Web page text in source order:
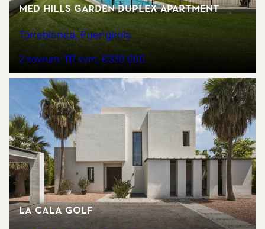
MED HILLS GARDEN DUPLEX APARTMENT
Torreblanca, Fuengirola
2 sovrum 117 kvm €330 000
La Cala Golf